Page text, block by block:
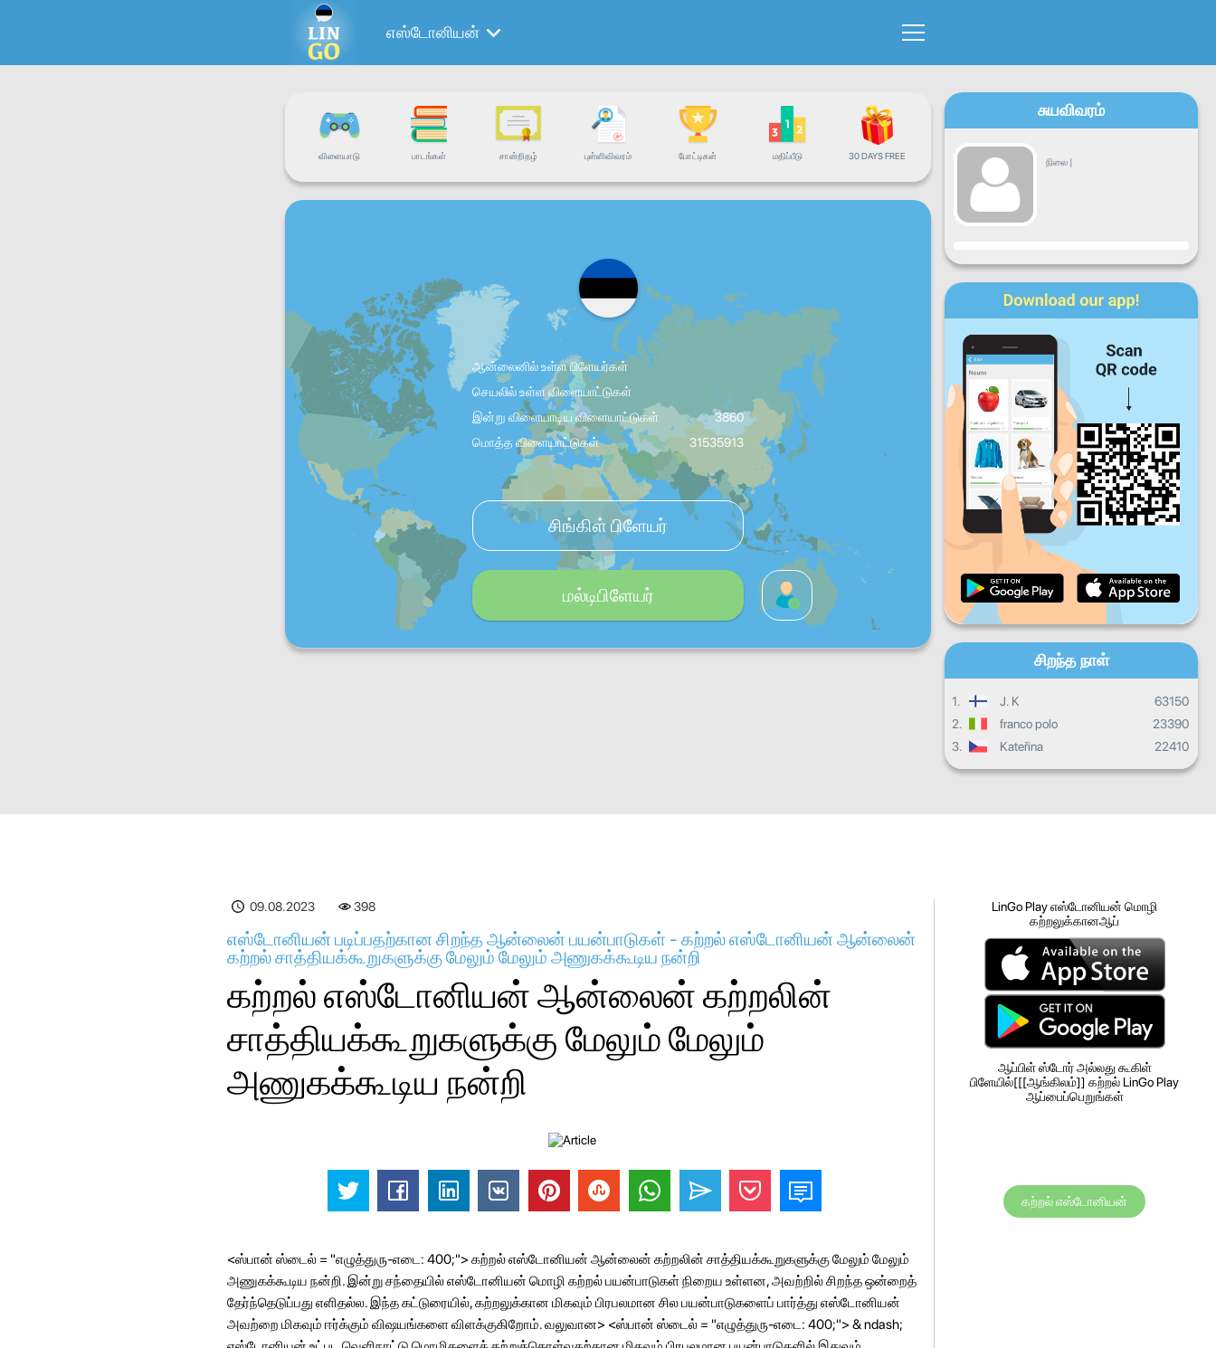
எஸ்டோனியன்
விளையாடு பாடங்கள் சான்றிதழ் புள்ளிவிவரம் போட்டிகள் மதிப்பீடு 30 DAYS FREE
ஆன்லைனில் உள்ள பிளேயர்கள்
செயலில் உள்ள விளையாட்டுகள்
இன்று விளையாடிய விளையாட்டுகள்
3860
மொத்த விளையாட்டுகள்
31535913
சிங்கிள் பிளேயர்
மல்டிபிளேயர்
சுயவிவரம்
நிலை |
முன்னேற்றம்
திங்கட்கிழமைசெவ்வாய்க்கிழமை
புதன்கிழமைவியாழக்கிழமை
வெள்ளிக்கிழமைசனிக்கிழமைஞாயிற்றுக்கிழமை
தினசரி முன்னேற்றம்
மாத முன்னேற்றம்
ஒட்டுமொத்த முன்னேற்றம்
சிறந்த நாள்
1. J. K
63150
2.
franco polo
23390
3.
Kateřina 22410
09.08.2023 399
எஸ்டோனியன் படிப்பதற்கான சிறந்த ஆன்லைன் பயன்பாடுகள் - கற்றல் எஸ்டோனியன் ஆன்லைன்
கற்றல் சாத்தியக்கூறுகளுக்கு மேலும் மேலும் அணுகக்கூடிய நன்றி
கற்றல் எஸ்டோனியன் ஆன்லைன் கற்றலின்
சாத்தியக்கூறுகளுக்கு மேலும் மேலும்
அணுகக்கூடிய நன்றி
<ஸ்பான் ஸ்டைல் ​​= "எழுத்துரு-எடை: 400;"> கற்றல் எஸ்டோனியன் ஆன்லைன் கற்றலின் சாத்தியக்கூறுகளுக்கு மேலும் மேலும்
அணுகக்கூடிய நன்றி. இன்று சந்தையில் எஸ்டோனியன் மொழி கற்றல் பயன்பாடுகள் நிறைய உள்ளன, அவற்றில் சிறந்த ஒன்றைத்
தேர்ந்தெடுப்பது எளிதல்ல. இந்த கட்டுரையில், கற்றலுக்கான மிகவும் பிரபலமான சில பயன்பாடுகளைப் பார்த்து எஸ்டோனியன்
அவற்றை மிகவும் ஈர்க்கும் விஷயங்களை விளக்குகிறோம். வலுவான> <ஸ்பான் ஸ்டைல் ​​= "எழுத்துரு-எடை: 400;"> & ndash;
LinGo Play எஸ்டோனியன் மொழி
கற்றலுக்கானஆப்
ஆப்பிள் ஸ்டோர் அல்லது கூகிள்
பிளேயில்[[[ஆங்கிலம்]] கற்றல் LinGo Play
ஆப்பைப்பெறுங்கள்
கற்றல் எஸ்டோனியன்